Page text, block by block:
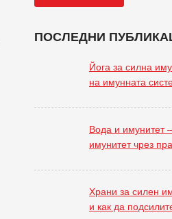
ПОСЛЕДНИ
Йога за силна
на имунната
Вода и имунитет
имунитет чрез
Храни за силен
и как да